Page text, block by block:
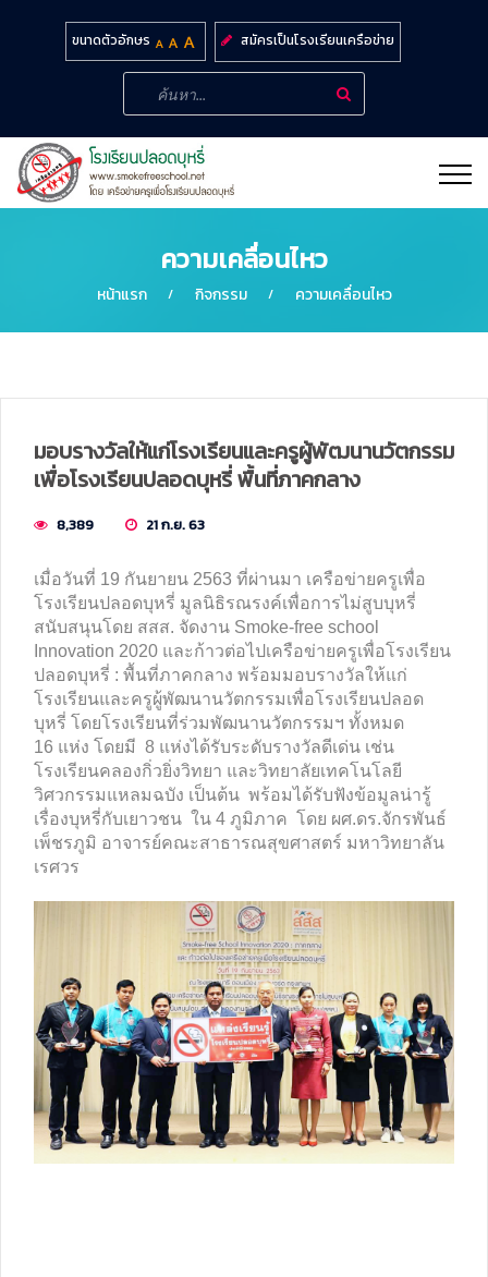
ขนาดตัวอักษร สมัครเป็นโรงเรียนเครือข่าย
ความเคลื่อนไหว
หน้าแรก กิจกรรม ความเคลื่อนไหว
มอบรางวัลให้แก่โรงเรียนและครูผู้พัฒนานวัตกรรม
เพื่อโรงเรียนปลอดบุหรี่ พื้นที่ภาคกลาง
8,389 21 ก.ย. 63
เมื่อวันที่ 19 กันยายน 2563 ที่ผ่านมา เครือข่ายครูเพื่อ
โรงเรียนปลอดบุหรี่ มูลนิธิรณรงค์เพื่อการไม่สูบบุหรี่
สนับสนุนโดย สสส. จัดงาน Smoke-free school
Innovation 2020 และก้าวต่อไปเครือข่ายครูเพื่อโรงเรียน
ปลอดบุหรี่ : พื้นที่ภาคกลาง พร้อมมอบรางวัลให้แก่
โรงเรียนและครูผู้พัฒนานวัตกรรมเพื่อโรงเรียนปลอด
บุหรี่ โดยโรงเรียนที่ร่วมพัฒนานวัตกรรมฯ ทั้งหมด
16 แห่ง โดยมี 8 แห่งได้รับระดับรางวัลดีเด่น เช่น
โรงเรียนคลองกิ่วยิ่งวิทยา และวิทยาลัยเทคโนโลยี
วิศวกรรมแหลมฉบัง เป็นต้น พร้อมได้รับฟังข้อมูลน่ารู้
เรื่องบุหรี่กับเยาวชน ใน 4 ภูมิภาค โดย ผศ.ดร.จักรพันธ์
เพ็ชรภูมิ อาจารย์คณะสาธารณสุขศาสตร์ มหาวิทยาลัน
เรศวร